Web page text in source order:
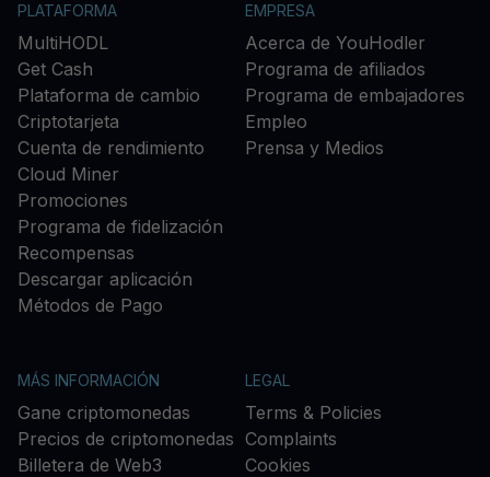
PLATAFORMA
MultiHODL
Get Cash
Plataforma de cambio
Criptotarjeta
Cuenta de rendimiento
Cloud Miner
Promociones
Programa de fidelización
Recompensas
Descargar aplicación
Métodos de Pago
EMPRESA
Acerca de YouHodler
Programa de afiliados
Programa de embajadores
Empleo
Prensa y Medios
MÁS INFORMACIÓN
Gane criptomonedas
Precios de criptomonedas
Billetera de Web3
LEGAL
Terms & Policies
Complaints
Cookies